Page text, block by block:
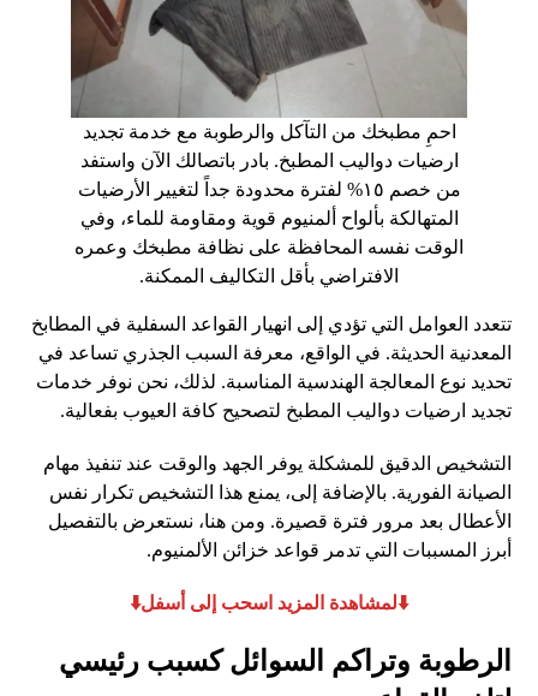
احمِ مطبخك من التآكل والرطوبة مع خدمة تجديد
ارضيات دواليب المطبخ. بادر باتصالك الآن واستفد
من خصم ١٥% لفترة محدودة جداً لتغيير الأرضيات
المتهالكة بألواح ألمنيوم قوية ومقاومة للماء، وفي
الوقت نفسه المحافظة على نظافة مطبخك وعمره
الافتراضي بأقل التكاليف الممكنة.
تتعدد العوامل التي تؤدي إلى انهيار القواعد السفلية في المطابخ
المعدنية الحديثة. في الواقع، معرفة السبب الجذري تساعد في
تحديد نوع المعالجة الهندسية المناسبة. لذلك، نحن نوفر خدمات
تجديد ارضيات دواليب المطبخ لتصحيح كافة العيوب بفعالية.
التشخيص الدقيق للمشكلة يوفر الجهد والوقت عند تنفيذ مهام
الصيانة الفورية. بالإضافة إلى، يمنع هذا التشخيص تكرار نفس
الأعطال بعد مرور فترة قصيرة. ومن هنا، نستعرض بالتفصيل
أبرز المسببات التي تدمر قواعد خزائن الألمنيوم.
⬇️لمشاهدة المزيد اسحب إلى أسفل⬇️
الرطوبة وتراكم السوائل كسبب رئيسي